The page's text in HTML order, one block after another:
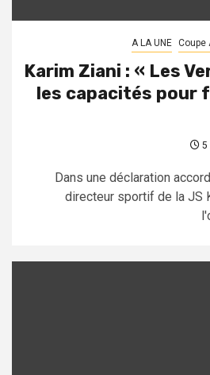
A LA UNE Coupe
Karim Ziani : « Les
les capacités pour
5
Dans une déclaration
directeur sportif de la JS